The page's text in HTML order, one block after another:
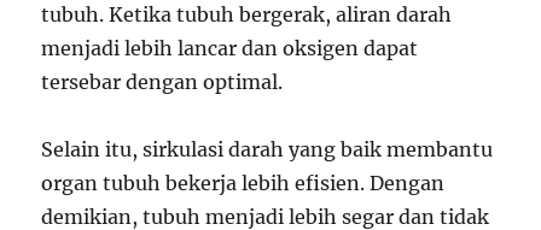
tubuh. Ketika tubuh bergerak, aliran darah
menjadi lebih lancar dan oksigen dapat
tersebar dengan optimal.
Selain itu, sirkulasi darah yang baik membantu
organ tubuh bekerja lebih efisien. Dengan
demikian, tubuh menjadi lebih segar dan tidak